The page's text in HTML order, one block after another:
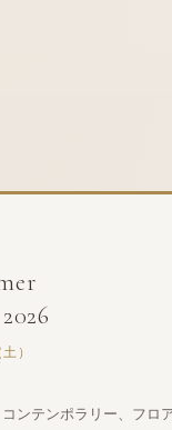
）
ンテンポラリー、フロ